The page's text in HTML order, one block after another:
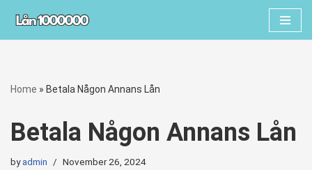
Skip
Home » Betala Någon Annans Lån
Betala Någon Annans Lån
byadmin November 26, 2024